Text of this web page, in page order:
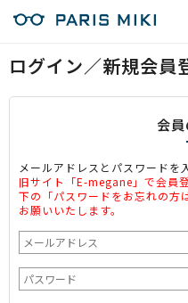
ログイン／新規会員
会
メールアドレスとパスワードを
旧サイト「E-megane」で会員
下の「パスワードをお忘れの方
お願いいたします。